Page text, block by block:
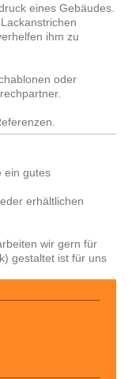
eines Gebäudes.
ihm zu
oder
ein gutes
erhältlichen
wir gern für
gestaltet ist für uns